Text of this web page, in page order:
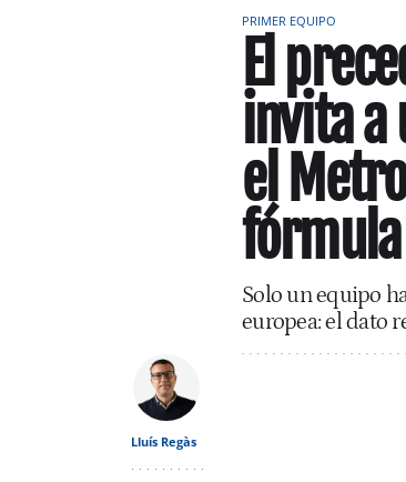
PRIMER EQUIPO
El
invita a
el
fórmula
Solo un equipo
europea: el dato
Lluís Regàs